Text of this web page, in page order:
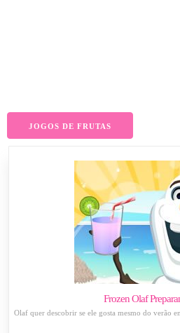
JOGOS DE FRUTAS
Frozen Olaf
Olaf quer descobrir se ele gosta mesmo do verão